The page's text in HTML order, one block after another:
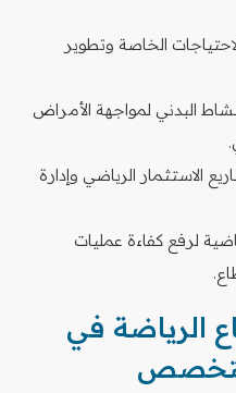
الخاصة وتطوير
البدني لمواجهة الأمراض
الاستثمار الرياضي وإدارة
لرفع كفاءة عمليات
الرياضة في